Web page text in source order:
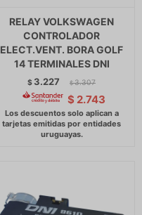
RELAY VOLKSWAGEN
CONTROLADOR
ELECT.VENT. BORA GOLF
14 TERMINALES DNI
$ 3.227 $ 3.307
$ 2.743